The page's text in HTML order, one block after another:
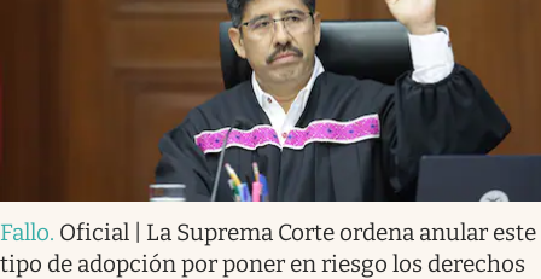
Fallo. Oficial | La Suprema Corte ordena anular este
tipo de adopción por poner en riesgo los derechos